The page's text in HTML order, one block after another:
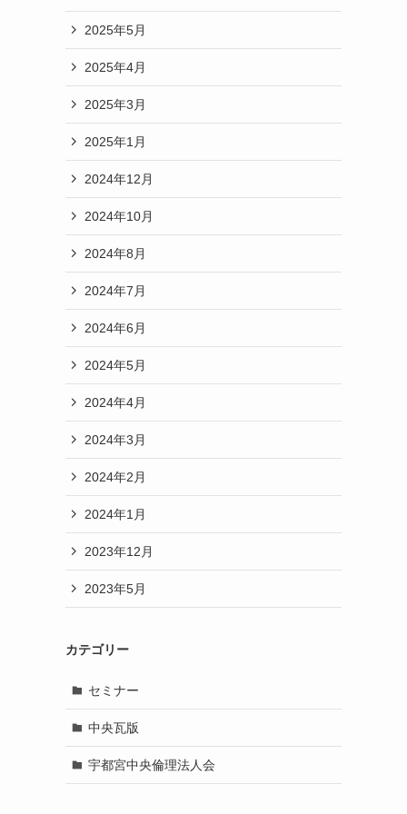
2025年5月
2025年4月
2025年3月
2025年1月
2024年12月
2024年10月
2024年8月
2024年7月
2024年6月
2024年5月
2024年4月
2024年3月
2024年2月
2024年1月
2023年12月
2023年5月
カテゴリー
セミナー
中央瓦版
宇都宮中央倫理法人会